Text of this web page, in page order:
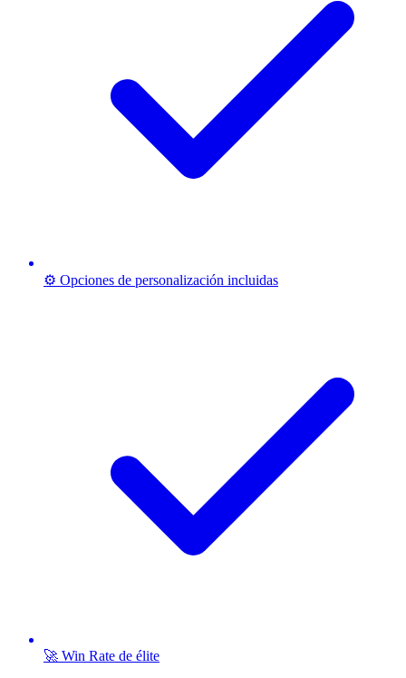
⚙️ Opciones de personalización incluidas
🚀 Win Rate de élite